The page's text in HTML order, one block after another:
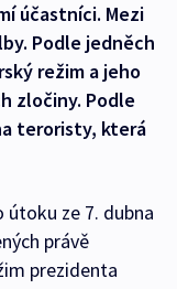
účastníci. Mezi
Podle jedněch
režim a jeho
zločiny. Podle
teroristy, která
útoku ze 7. dubna
právě
prezidenta